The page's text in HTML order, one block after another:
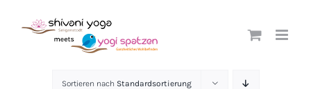
Sortieren nach Standardsortierung